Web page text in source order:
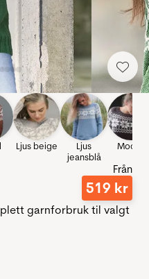
Ljus beige
Ljus
jeansblå
Mocka
Från
519 kr
garnforbruk til valgt